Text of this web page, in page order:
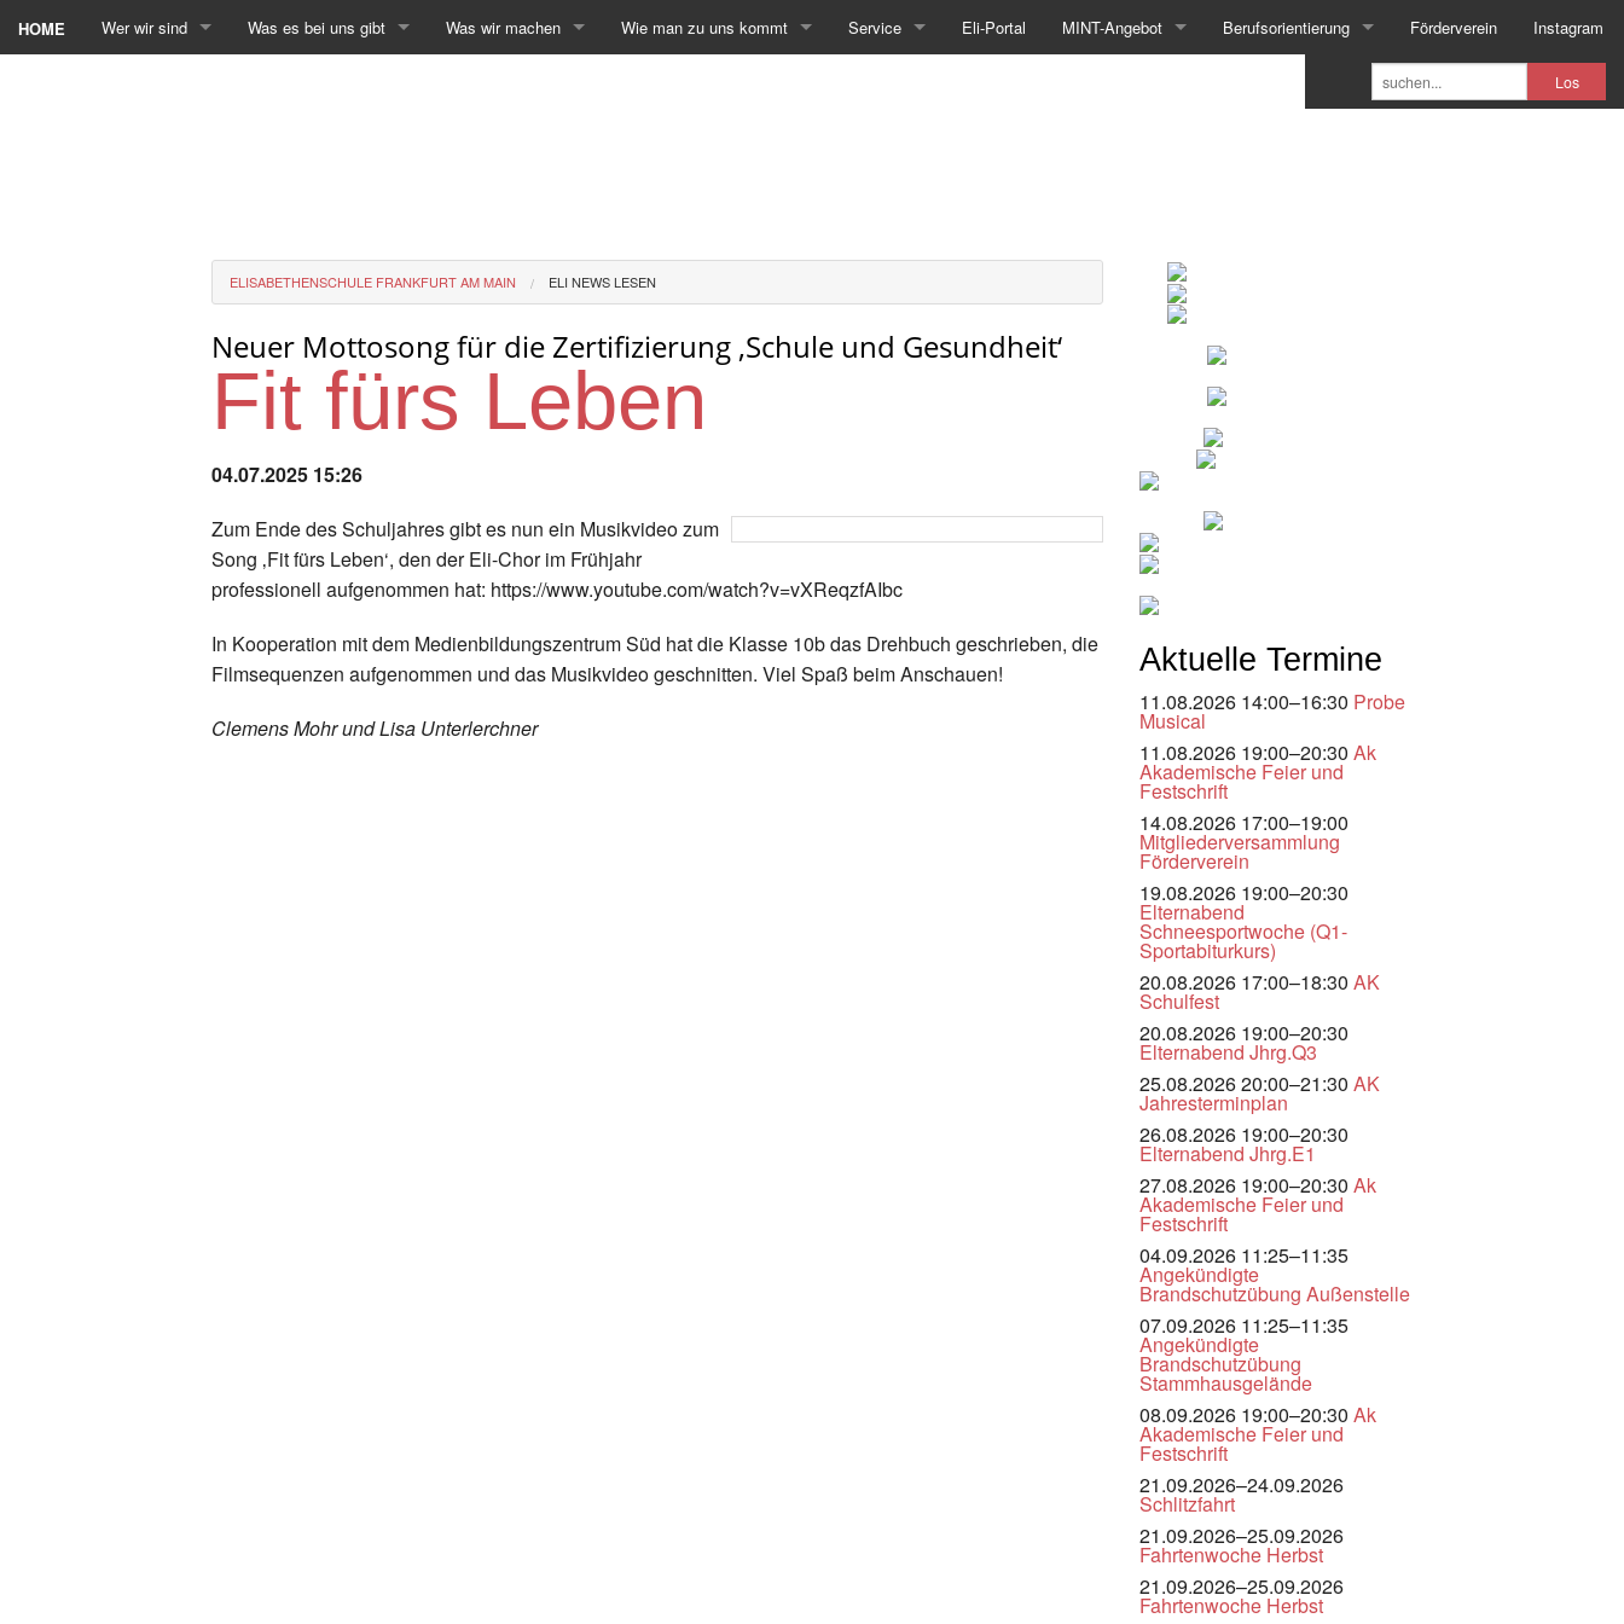
HOME Wer wir sind Was es bei uns gibt Was wir machen Wie man zu uns kommt Service Eli-Portal MINT-Angebot Berufsorientierung Förderverein Instagram
Los
ELISABETHENSCHULE FRANKFURT AM MAIN ELI NEWS LESEN
Neuer Mottosong für die Zertifizierung ‚Schule und Gesundheit‘
Fit fürs Leben
04.07.2025 15:26
Zum Ende des Schuljahres gibt es nun ein Musikvideo zum
Song ‚Fit fürs Leben‘, den der Eli-Chor im Frühjahr
professionell aufgenommen hat: https://www.youtube.com/watch?v=vXReqzfAIbc
In Kooperation mit dem Medienbildungszentrum Süd hat die Klasse 10b das Drehbuch geschrieben, die
Filmsequenzen aufgenommen und das Musikvideo geschnitten. Viel Spaß beim Anschauen!
Clemens Mohr und Lisa Unterlerchner
Aktuelle Termine
11.08.2026 14:00–16:30 Probe
Musical
11.08.2026 19:00–20:30 Ak
Akademische Feier und
Festschrift
14.08.2026 17:00–19:00
Mitgliederversammlung
Förderverein
19.08.2026 19:00–20:30
Elternabend
Schneesportwoche (Q1-
Sportabiturkurs)
20.08.2026 17:00–18:30 AK
Schulfest
20.08.2026 19:00–20:30
Elternabend Jhrg.Q3
25.08.2026 20:00–21:30 AK
Jahresterminplan
26.08.2026 19:00–20:30
Elternabend Jhrg.E1
27.08.2026 19:00–20:30 Ak
Akademische Feier und
Festschrift
04.09.2026 11:25–11:35
Angekündigte
Brandschutzübung Außenstelle
07.09.2026 11:25–11:35
Angekündigte
Brandschutzübung
Stammhausgelände
08.09.2026 19:00–20:30 Ak
Akademische Feier und
Festschrift
21.09.2026–24.09.2026
Schlitzfahrt
21.09.2026–25.09.2026
Fahrtenwoche Herbst
21.09.2026–25.09.2026
Fahrtenwoche Herbst